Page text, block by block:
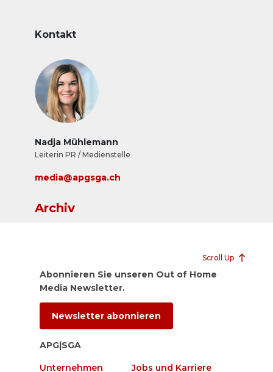
Kontakt
Nadja Mühlemann
Leiterin PR / Medienstelle
media@apgsga.ch
Archiv
Scroll Up
Abonnieren Sie unseren Out of Home
Media Newsletter.
Newsletter abonnieren
APG|SGA
Unternehmen Jobs und Karriere